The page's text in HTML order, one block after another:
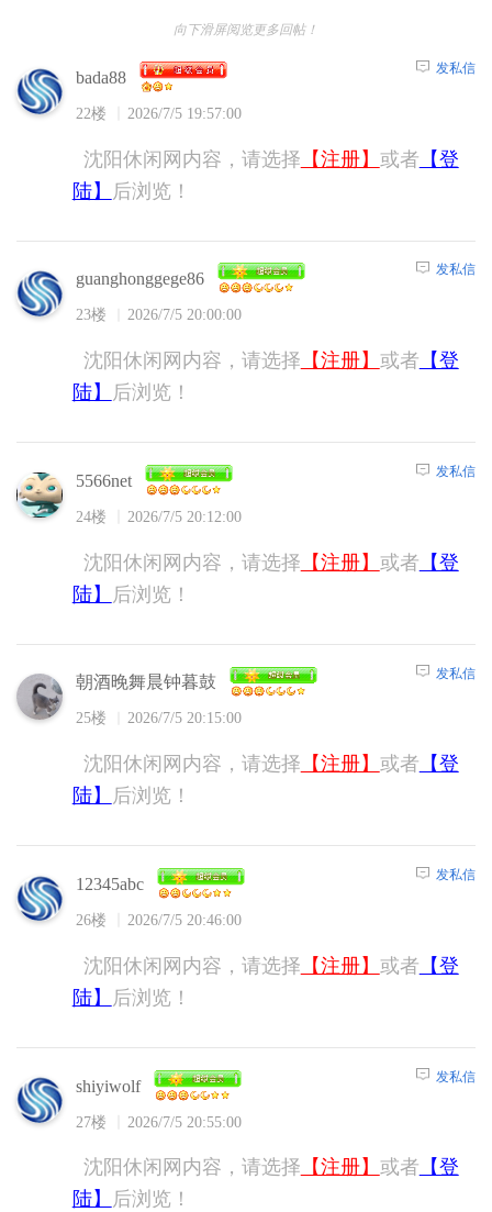
向下滑屏阅览更多回帖！
bada88
22楼 2026/7/5 19:57:00
发私信
沈阳休闲网内容，请选择 【注册】 或者 【登
陆】
后浏览！
guanghonggege86
23楼 2026/7/5 20:00:00
发私信
沈阳休闲网内容，请选择 【注册】 或者 【登
陆】
后浏览！
5566net
24楼 2026/7/5 20:12:00
发私信
沈阳休闲网内容，请选择 【注册】 或者 【登
陆】
后浏览！
朝酒晚舞晨钟暮鼓
25楼 2026/7/5 20:15:00
发私信
沈阳休闲网内容，请选择 【注册】 或者 【登
陆】
后浏览！
12345abc
26楼 2026/7/5 20:46:00
发私信
沈阳休闲网内容，请选择 【注册】 或者 【登
陆】
后浏览！
shiyiwolf
27楼 2026/7/5 20:55:00
发私信
沈阳休闲网内容，请选择 【注册】 或者 【登
陆】
后浏览！